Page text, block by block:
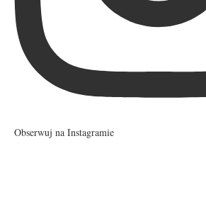
Obserwuj na Instagramie